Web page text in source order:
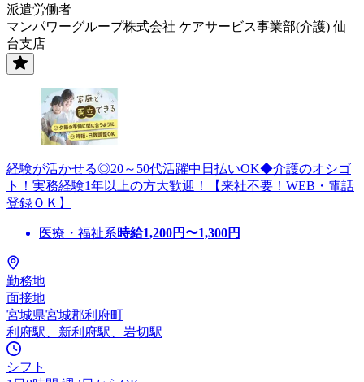
派遣労働者
マンパワーグループ株式会社 ケアサービス事業部(介護) 仙
台支店
経験が活かせる◎20～50代活躍中日払いOK◆介護のオシゴ
ト！実務経験1年以上の方大歓迎！【来社不要！WEB・電話
登録ＯＫ】
医療・福祉系時給1,200円〜1,300円
勤務地
面接地
宮城県宮城郡利府町
利府駅、新利府駅、岩切駅
シフト